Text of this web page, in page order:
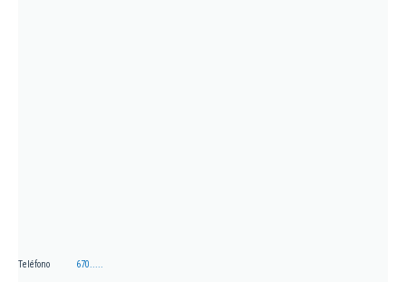
Teléfono 670.....